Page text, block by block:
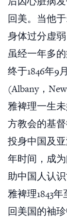
回美。当他
身体过分虚
虽经一年多
终于1846年9
(Albany，
雅裨理一生
方教会的基
投身中国及
年时间，成
助中国人认
雅裨理1843
回美国的袖